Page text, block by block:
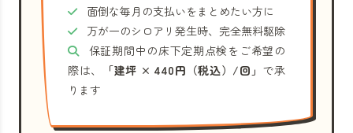
面倒な毎月の支払いをまとめたい方に
万が一のシロアリ発生時、完全無料駆除
保証期間中の床下定期点検をご希望の
際は、
「建坪 × 440円（税込）/回」 で承
ります